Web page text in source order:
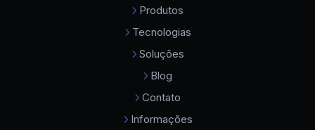
Compressor de Ar Parafuso
Consumíveis para Máquina a Laser
Produtos
Tecnologias
Soluções
Blog
Contato
Informações